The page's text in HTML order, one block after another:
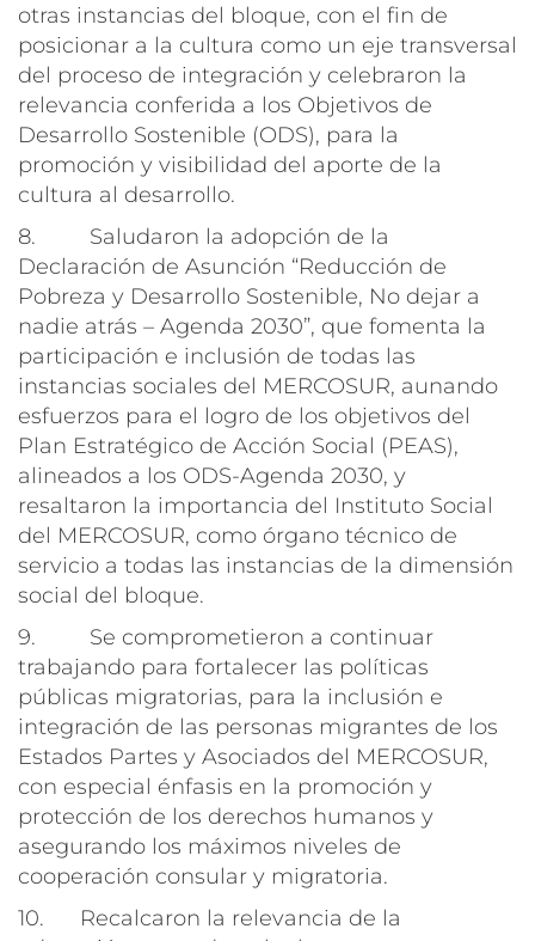
otras instancias del bloque, con el fin de
posicionar a la cultura como un eje transversal
del proceso de integración y celebraron la
relevancia conferida a los Objetivos de
Desarrollo Sostenible (ODS), para la
promoción y visibilidad del aporte de la
cultura al desarrollo.
8. Saludaron la adopción de la
Declaración de Asunción “Reducción de
Pobreza y Desarrollo Sostenible, No dejar a
nadie atrás – Agenda 2030”, que fomenta la
participación e inclusión de todas las
instancias sociales del MERCOSUR, aunando
esfuerzos para el logro de los objetivos del
Plan Estratégico de Acción Social (PEAS),
alineados a los ODS-Agenda 2030, y
resaltaron la importancia del Instituto Social
del MERCOSUR, como órgano técnico de
servicio a todas las instancias de la dimensión
social del bloque.
9. Se comprometieron a continuar
trabajando para fortalecer las políticas
públicas migratorias, para la inclusión e
integración de las personas migrantes de los
Estados Partes y Asociados del MERCOSUR,
con especial énfasis en la promoción y
protección de los derechos humanos y
asegurando los máximos niveles de
cooperación consular y migratoria.
10. Recalcaron la relevancia de la